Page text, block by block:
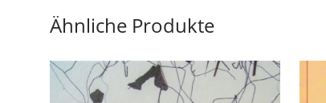
Ähnliche Produkte